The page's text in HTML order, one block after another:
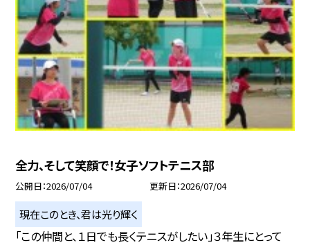
全力、そして笑顔で！女子ソフトテニス部
公開日 2026/07/04 更新日 2026/07/04
現在このとき、君は光り輝く
「この仲間と、１日でも長くテニスがしたい」３年生にとって